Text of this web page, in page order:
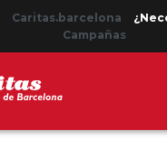
Caritas.barcelona
Campañas